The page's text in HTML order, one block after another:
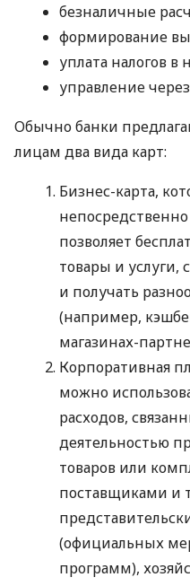
безналичные
формирование
уплата налогов в
управление
Обычно банки
лицам два вида карт:
Бизнес-карта,
позволяет
товары и
и получать
(например,
магазинах-
Корпоративная
можно
расходов,
деятельностью
товаров или
поставщиками и
(официальных
программ),